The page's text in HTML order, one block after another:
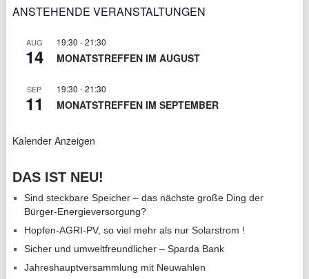
ANSTEHENDE VERANSTALTUNGEN
AUG
14
19:30 -21:30
MONATSTREFFEN IM AUGUST
SEP
11
19:30 -21:30
MONATSTREFFEN IM SEPTEMBER
Kalender Anzeigen
DAS IST NEU!
Sind steckbare Speicher – das nächste große Ding der
Bürger-Energieversorgung?
Hopfen-AGRI-PV, so viel mehr als nur Solarstrom !
Sicher und umweltfreundlicher – Sparda Bank
Jahreshauptversammlung mit Neuwahlen